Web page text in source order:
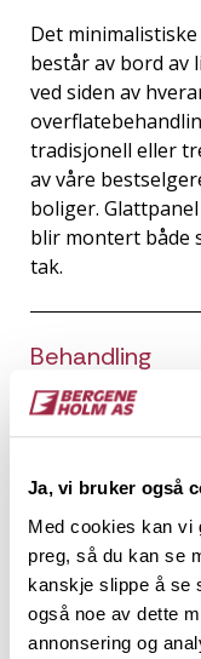
Ja, vi bruker også
Med cookies kan vi
preg, så du kan se
kanskje slippe å se
også noe av dette
annonsering og
Det
består av bord av
ved siden av
tradisjonell eller
av våre
boliger.
blir montert både
tak.
Behandling
Teknisk